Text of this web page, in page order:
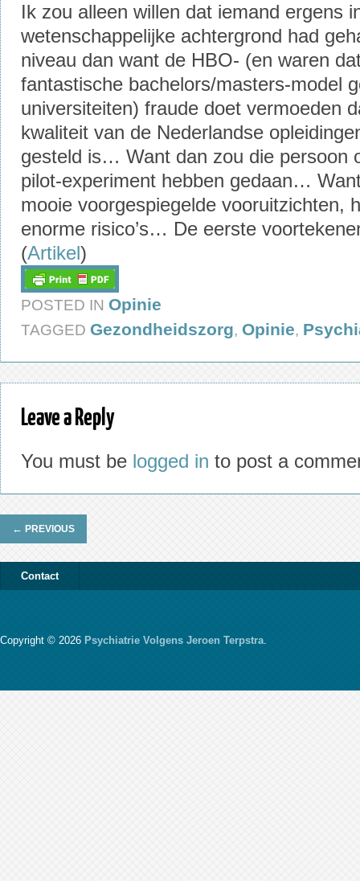
Ik zou alleen willen dat iemand ergens
wetenschappelijke achtergrond had
niveau dan want de HBO- (en waren
fantastische bachelors/masters-model
universiteiten) fraude doet vermoeden
kwaliteit van de Nederlandse
gesteld is… Want dan zou die persoon
pilot-experiment hebben gedaan…
mooie voorgespiegelde vooruitzichten,
enorme risico’s… De eerste
(Artikel)
POSTED IN Opinie
TAGGED Gezondheidszorg, Opinie,
Leave a Reply
You must be logged in to post a
← PREVIOUS
Contact
Copyright © 2026 Psychiatrie Volgens Jeroen Terpstra.